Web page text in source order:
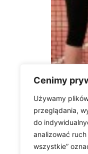
Cenimy
Używamy
przeglądania,
do
analizować
wszystkie”
Klub